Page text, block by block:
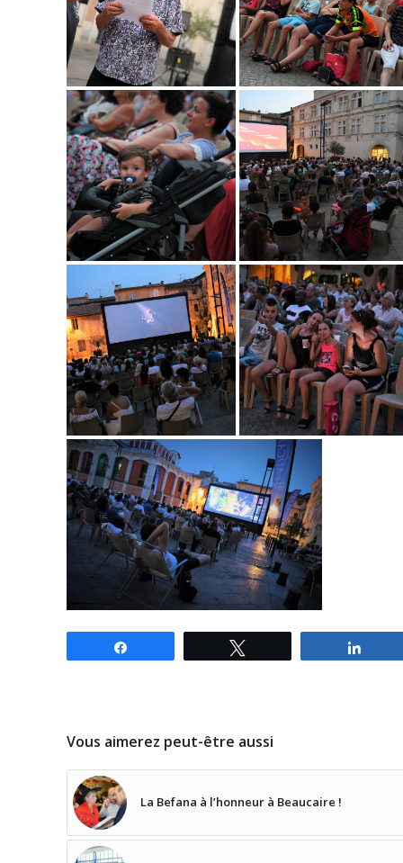
Vous aimerez peut-être aussi
La Befana à l’honneur à Beaucaire !